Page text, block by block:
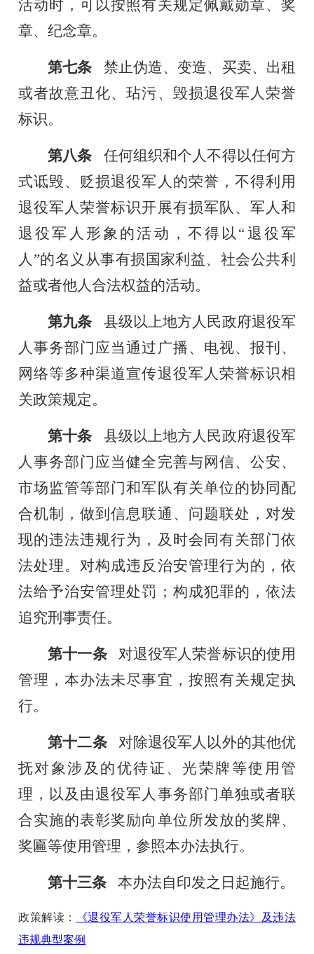
活动时，可以按照有关规定佩戴勋章、奖
章、纪念章。
第七条 禁止伪造、变造、买卖、出租
或者故意丑化、玷污、毁损退役军人荣誉
标识。
第八条 任何组织和个人不得以任何方
式诋毁、贬损退役军人的荣誉，不得利用
退役军人荣誉标识开展有损军队、军人和
退役军人形象的活动，不得以“退役军
人”的名义从事有损国家利益、社会公共利
益或者他人合法权益的活动。
第九条 县级以上地方人民政府退役军
人事务部门应当通过广播、电视、报刊、
网络等多种渠道宣传退役军人荣誉标识相
关政策规定。
第十条 县级以上地方人民政府退役军
人事务部门应当健全完善与网信、公安、
市场监管等部门和军队有关单位的协同配
合机制，做到信息联通、问题联处，对发
现的违法违规行为，及时会同有关部门依
法处理。对构成违反治安管理行为的，依
法给予治安管理处罚；构成犯罪的，依法
追究刑事责任。
第十一条对退役军人荣誉标识的使用
管理，本办法未尽事宜，按照有关规定执
行。
第十二条对除退役军人以外的其他优
抚对象涉及的优待证、光荣牌等使用管
理，以及由退役军人事务部门单独或者联
合实施的表彰奖励向单位所发放的奖牌、
奖匾等使用管理，参照本办法执行。
第十三条 本办法自印发之日起施行。
政策解读：
《退役军人荣誉标识使用管理办法》及违法
违规典型案例